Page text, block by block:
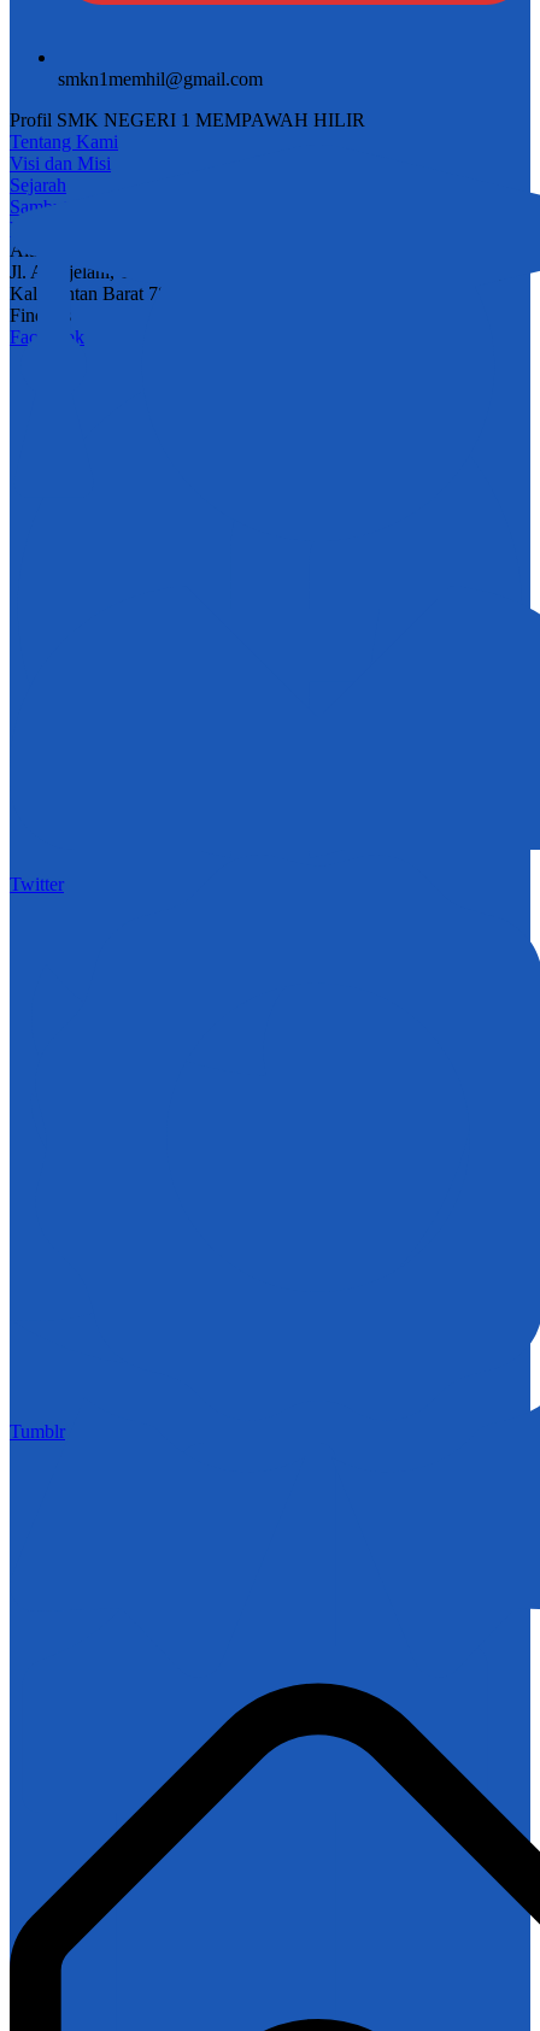
smkn1memhil@gmail.com
Profil SMK NEGERI 1 MEMPAWAH HILIR
Tentang Kami
Visi dan Misi
Sejarah
Sambutan Kepala
Video
Alamat
Jl. A. Djelani, Tengah, Kec. Mempawah Hilir, Kab. Mempawah,
Kalimantan Barat 78912
Find Us
Facebook
Twitter
Tumblr